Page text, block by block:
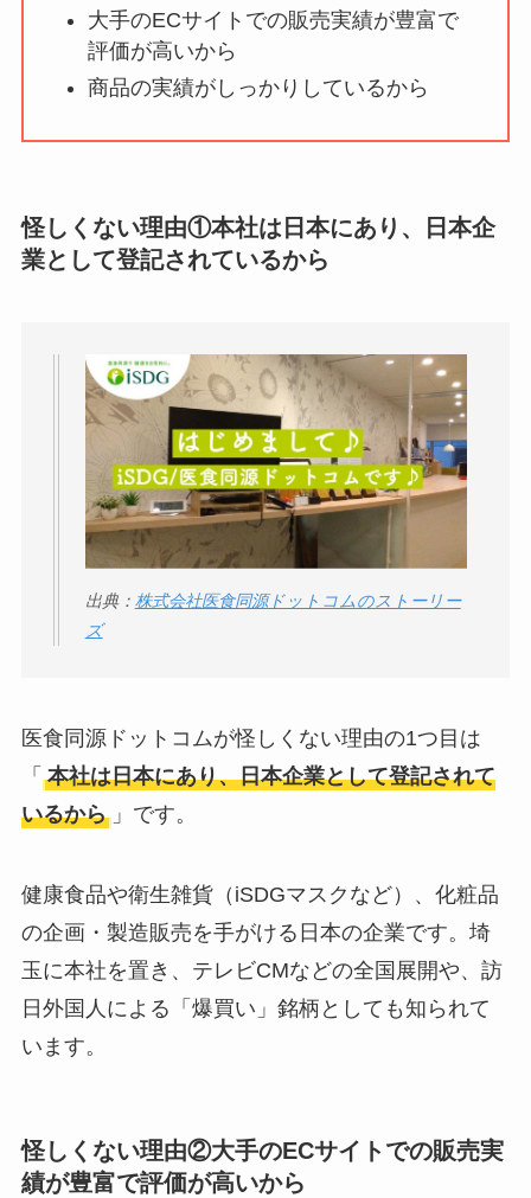
社TAPPの口コミ・評
ミ・評判が正直ヤバ
い って本当？
大手のECサイトでの販売実績が豊富で
評価が高いから
商品の実績がしっかりしているから
怪しくない理由①本社は日本にあり、日本企
業として登記されているから
出典： 株式会社医食同源ドットコムのストーリー
ズ
医食同源ドットコムが怪しくない理由の1つ目は
「 本社は日本にあり、日本企業として登記されて
いるから 」です。
健康食品や衛生雑貨（iSDGマスクなど）、化粧品
の企画・製造販売を手がける日本の企業です。埼
玉に本社を置き、テレビCMなどの全国展開や、訪
日外国人による「爆買い」銘柄としても知られて
います。
怪しくない理由②大手のECサイトでの販売実
績が豊富で評価が高いから